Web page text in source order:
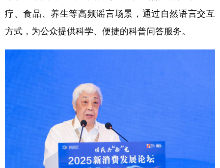
疗、食品、养生等高频谣言场景，通过自然语言交互
方式，为公众提供科学、便捷的科普问答服务。